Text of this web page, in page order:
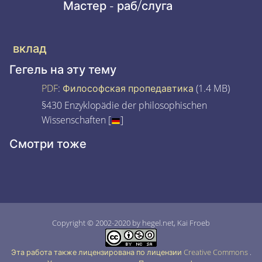
Мастер - раб/слуга
вклад
Гегель на эту тему
PDF: Философская пропедавтика (1.4 MB)
§430 Enzyklopädie der philosophischen
Wissenschaften [
]
Смотри тоже
Copyright © 2002-2020 by hegel.net, Kai Froeb
Эта работа также лицензирована по лицензии Creative Commons .